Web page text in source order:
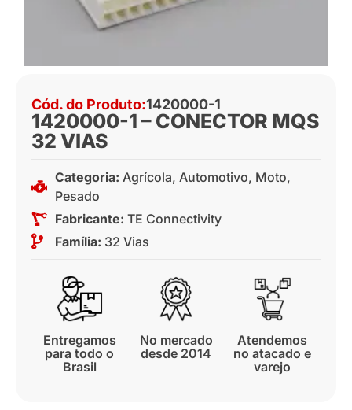
Cód. do Produto:1420000-1
1420000-1 – CONECTOR MQS
32 VIAS
Categoria: Agrícola, Automotivo, Moto,
Pesado
Fabricante: TE Connectivity
Família: 32 Vias
Entregamos
para todo o
Brasil
No mercado
desde 2014
Atendemos
no atacado e
varejo